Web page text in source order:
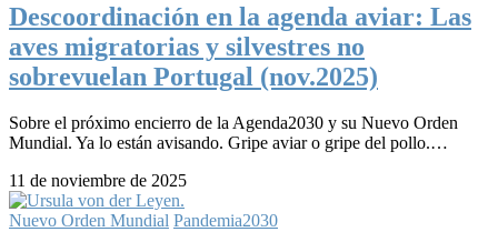
Descoordinación en la agenda aviar: Las
aves migratorias y silvestres no
sobrevuelan Portugal​ (nov.2025)
Sobre el próximo encierro de la Agenda2030 y su Nuevo Orden
Mundial. Ya lo están avisando. Gripe aviar o gripe del pollo.…
11 de noviembre de 2025
Nuevo Orden Mundial Pandemia2030